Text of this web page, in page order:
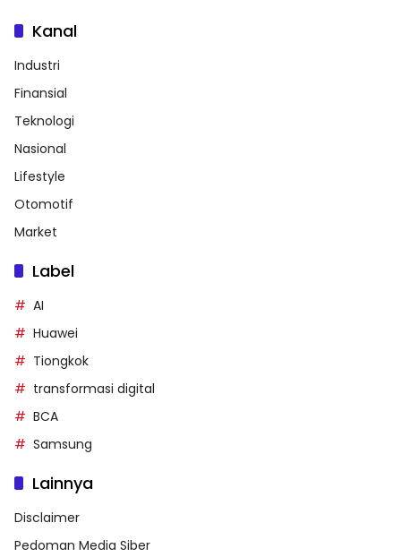
Kanal
Industri
Finansial
Teknologi
Nasional
Lifestyle
Otomotif
Market
Label
AI
Huawei
Tiongkok
transformasi digital
BCA
Samsung
Lainnya
Disclaimer
Pedoman Media Siber